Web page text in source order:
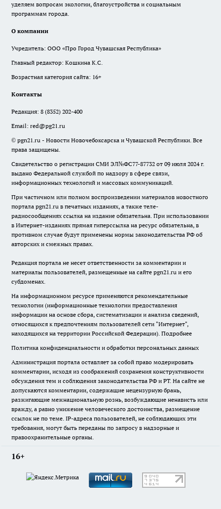
уделяем вопросам экологии, благоустройства и социальным
программам города.
О компании
Учредитель: ООО «Про Город Чувашская Республика»
Главный редактор: Кошкина К.С.
Возрастная категория сайта: 16+
Контакты
Редакция: 8 (8352) 202-400
Email: red@pg21.ru
© pgn21.ru - Новости Новочебоксарска и Чувашской Республики. Все
права защищены.
Свидетельство о регистрации СМИ ЭЛ№ФС77-87732 от 09 июля 2024 г.
выдано Федеральной службой по надзору в сфере связи,
информационных технологий и массовых коммуникаций.
При частичном или полном воспроизведении материалов новостного
портала pgn21.ru в печатных изданиях, а также теле-
радиосообщениях ссылка на издание обязательна. При использовании
в Интернет-изданиях прямая гиперссылка на ресурс обязательна, в
противном случае будут применены нормы законодательства РФ об
авторских и смежных правах.
Редакция портала не несет ответственности за комментарии и
материалы пользователей, размещенные на сайте pgn21.ru и его
субдоменах.
На информационном ресурсе применяются рекомендательные
технологии (информационные технологии предоставления
информации на основе сбора, систематизации и анализа сведений,
относящихся к предпочтениям пользователей сети "Интернет",
находящихся на территории Российской Федерации). Подробнее
Политика конфиденциальности и обработки персональных данных
Администрация портала оставляет за собой право модерировать
комментарии, исходя из соображений сохранения конструктивности
обсуждения тем и соблюдения законодательства РФ и РТ. На сайте не
допускаются комментарии, содержащие нецензурную брань,
разжигающие межнациональную рознь, возбуждающие ненависть или
вражду, а равно унижение человеческого достоинства, размещение
ссылок не по теме. IP-адреса пользователей, не соблюдающих эти
требования, могут быть переданы по запросу в надзорные и
правоохранительные органы.
16+